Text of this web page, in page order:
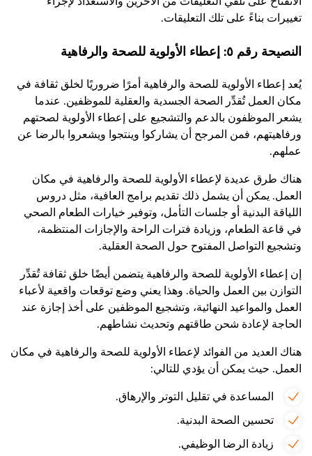
تغييرات بناءً على تلك التعليقات.
النصيحة رقم ٥: إعطاء الأولوية للصحة والرفاهية
يُعد إعطاء الأولوية للصحة والرفاهية أمرًا ضروريًا لخلق ثقافة في
مكان العمل تُقدِّر الصحة الجسدية والعقلية للموظفين. عندما
يشعر الموظفون بالدعم والتشجيع على إعطاء الأولوية لصحتهم
ورفاهيتهم، فمن المرجح أن يشاركوا وينتجوا ويشعروا بالرضا عن
عملهم.
هناك طرق عديدة لإعطاء الأولوية للصحة والرفاهية في مكان
العمل. يمكن أن يشمل ذلك تقديم برامج العافية، مثل دروس
اللياقة البدنية أو جلسات التأمل، وتوفير خيارات الطعام الصحي
في قاعة الطعام، وزيادة فترات الراحة والإجازات المنتظمة،
وتشجيع التواصل المفتوح حول الصحة العقلية.
إن إعطاء الأولوية للصحة والرفاهية يتضمن أيضًا خلق ثقافة تُقدِّر
التوازن بين العمل والحياة. وهذا يعني وضع توقعات واقعية لأعباء
العمل والمواعيد النهائية، وتشجيع الموظفين على أخذ إجازة عند
الحاجة لإعادة شحن طاقتهم وتحديث نشاطهم.
هناك العديد من الفوائد لإعطاء الأولوية للصحة والرفاهية في مكان
العمل. حيث يمكن أن يؤدي للتالي:
المساعدة في تقليل التوتر والإرهاق.
تحسين الصحة البدنية.
زيادة الرضا الوظيفي.